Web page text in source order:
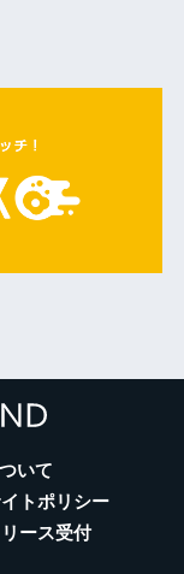
いて
トポリシー
ース受付